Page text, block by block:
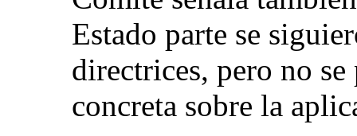
Estado parte se
directrices, pero no
concreta sobre la